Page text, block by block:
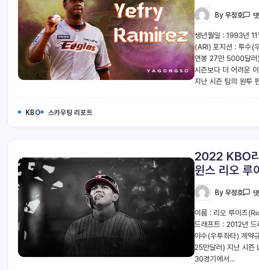
By 우정호
생년월일 : 1993년
(ARI) 포지션 : 투수(
연봉 27만 5000달러)
시즌보다 더 어려운
지난 시즌 팀의 원투
KBO 스카우팅 리포트
2022 KBO
윈스 리오 루
By 우정호
이름 : 리오 루이즈
드래프트 : 2012년
야수(우투좌타) 계약
25만달러) 지난 시즌
30경기에서…